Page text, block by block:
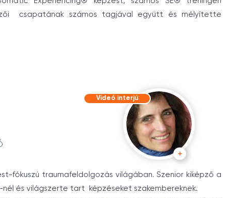
csapatának számos tagjával együtt és mélyítette
fókuszú traumafeldolgozás világában. Szenior kiképző a
és világszerte tart képzéseket szakembereknek.
Videó interjú